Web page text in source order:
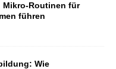
Routinen für
führen
Wie